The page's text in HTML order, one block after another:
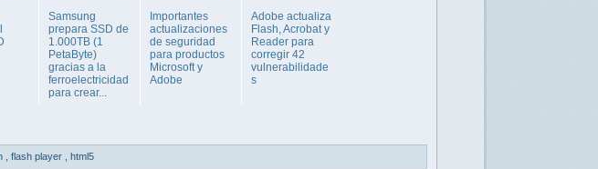
Samsung
prepara SSD de
1.000TB (1
PetaByte)
gracias a la
ferroelectricidad
para crear...
Importantes
actualizaciones
de seguridad
para productos
Microsoft y
Adobe
Adobe actualiza
Flash, Acrobat y
Reader para
corregir 42
vulnerabilidade
s
flash player html5